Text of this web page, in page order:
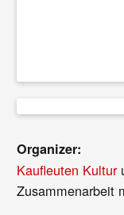
Organizer:
Kaufleuten Kultur
Zusammenarbeit